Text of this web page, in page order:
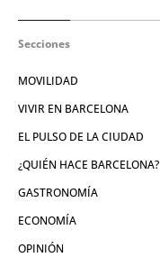
Secciones
MOVILIDAD
VIVIR EN BARCELONA
EL PULSO DE LA CIUDAD
¿QUIÉN HACE BARCELONA?
GASTRONOMÍA
ECONOMÍA
OPINIÓN